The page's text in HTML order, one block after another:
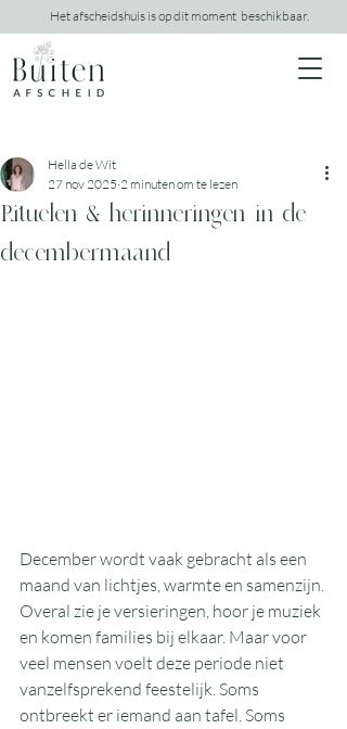
Het afscheidshuis is op dit moment beschikbaar.
Rituelen & herinneringen in de
decembermaand
Hella de Wit
27 nov 2025 2 minuten om te lezen
December wordt vaak gebracht als een
maand van lichtjes, warmte en samenzijn.
Overal zie je versieringen, hoor je muziek
en komen families bij elkaar. Maar voor
veel mensen voelt deze periode niet
vanzelfsprekend feestelijk. Soms
ontbreekt er iemand aan tafel. Soms